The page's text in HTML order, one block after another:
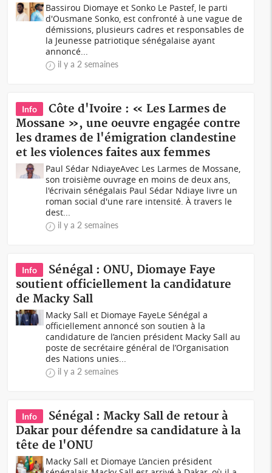
Bassirou Diomaye et Sonko Le Pastef, le parti
d'Ousmane Sonko, est confronté à une vague de
démissions, plusieurs cadres et responsables de
la Jeunesse patriotique sénégalaise ayant
annoncé...
il y a 2 semaines
Info
Côte d'Ivoire : « Les Larmes de
Mossane », une oeuvre engagée contre
les drames de l'émigration clandestine
et les violences faites aux femmes
Paul Sédar NdiayeAvec Les Larmes de Mossane,
son troisième ouvrage en moins de deux ans,
l'écrivain sénégalais Paul Sédar Ndiaye livre un
roman social d'une rare intensité. À travers le
dest...
il y a 2 semaines
Info
Sénégal : ONU, Diomaye Faye
soutient officiellement la candidature
de Macky Sall
Macky Sall et Diomaye FayeLe Sénégal a
officiellement annoncé son soutien à la
candidature de l’ancien président Macky Sall au
poste de secrétaire général de l’Organisation
des Nations unies...
il y a 2 semaines
Info
Sénégal : Macky Sall de retour à
Dakar pour défendre sa candidature à la
tête de l'ONU
Macky Sall et Diomaye‎ ‎L’ancien président